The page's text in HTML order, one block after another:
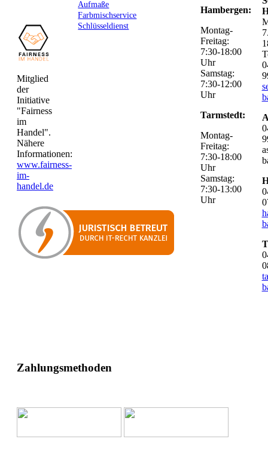
Mitglied
der
Initiative
"Fairness
im
Handel".
Nähere
Informationen:
www.fairness-
im-
handel.de
Aufmaße
Farbmischservice
Schlüsseldienst
Hambergen:
Montag-
Freitag:
7:30-18:00
Uhr
Samstag:
7:30-12:00
Uhr
Tarmstedt:
Montag-
Freitag:
7:30-18:00
Uhr
Samstag:
7:30-13:00
Uhr
Zahlungsmethoden